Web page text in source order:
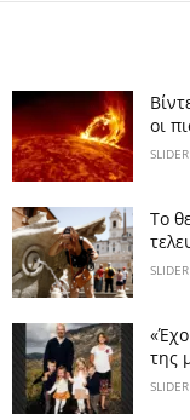
οι
SLIDER
Το
SLIDER
της
SLIDER